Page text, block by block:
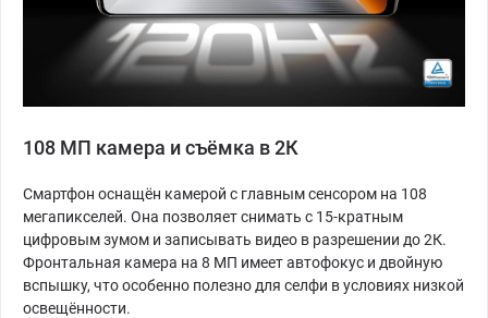
108 МП камера и съёмка в 2К
Смартфон оснащён камерой с главным сенсором на 108
мегапикселей. Она позволяет снимать с 15-кратным
цифровым зумом и записывать видео в разрешении до 2К.
Фронтальная камера на 8 МП имеет автофокус и двойную
вспышку, что особенно полезно для селфи в условиях низкой
освещённости.